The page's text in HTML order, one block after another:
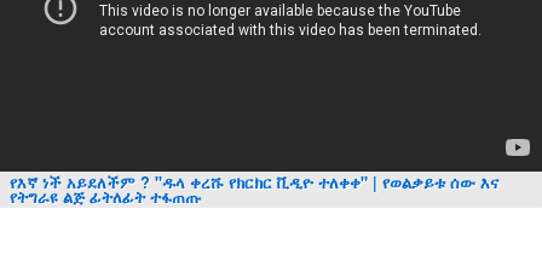
የእኛ ነች አይደለችም ? "ዱላ ቀረሹ የክርክር ቪዲዮ ተለቀቀ" | የወልቃይቱ ሰው እና
የትግራዩ ልጅ ፊትለፊት ተፋጠጡ